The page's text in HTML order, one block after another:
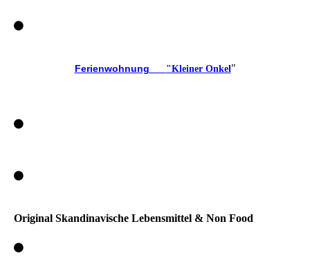
Ferienwohnung "Kleiner Onkel"
Original Skandinavische Lebensmittel & Non Food